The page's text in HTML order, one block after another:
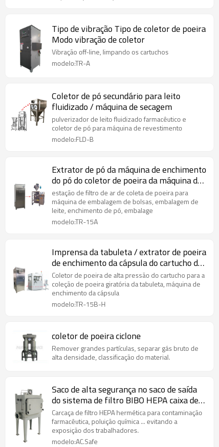
Tipo de vibração Tipo de coletor de poeira
Modo vibração de coletor
Vibração off-line, limpando os cartuchos
modelo:TR-A
Coletor de pó secundário para leito
fluidizado / máquina de secagem
pulverizador de leito fluidizado farmacêutico e
coletor de pó para máquina de revestimento
modelo:FLD-B
Extrator de pó da máquina de enchimento
do pó do coletor de poeira da máquina de
embalagem Deduster da máquina de
envolvimento do fluxo
estação de filtro de ar de coleta de poeira para
máquina de embalagem de bolsas, embalagem de
leite, enchimento de pó, embalage
modelo:TR-15A
Imprensa da tabuleta / extrator de poeira
de enchimento da cápsula do cartucho do
redutor
Coletor de poeira de alta pressão do cartucho para a
coleção de poeira giratória da tabuleta, máquina de
enchimento da cápsula
modelo:TR-15B-H
coletor de poeira ciclone
Remover grandes partículas, separar gás bruto de
alta densidade, classificação do material.
Saco de alta segurança no saco de saída
do sistema de filtro BIBO HEPA caixa de
filtro da caixa de filtro da unidade
coletora
Carcaça de filtro HEPA hermética para contaminação
farmacêutica, poluição química ... evitando a
exposição dos trabalhadores.
modelo:AC.Safe